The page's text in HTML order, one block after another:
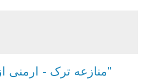
منازعه ترک - ارمنی از دیدگاه "بوریان"